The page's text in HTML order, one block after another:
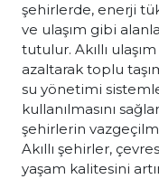
şehirlerde, enerji
ve ulaşım gibi
tutulur. Akıllı ulaşım
azaltarak toplu
su yönetimi
kullanılmasını
şehirlerin
Akıllı şehirler,
yaşam kalitesini